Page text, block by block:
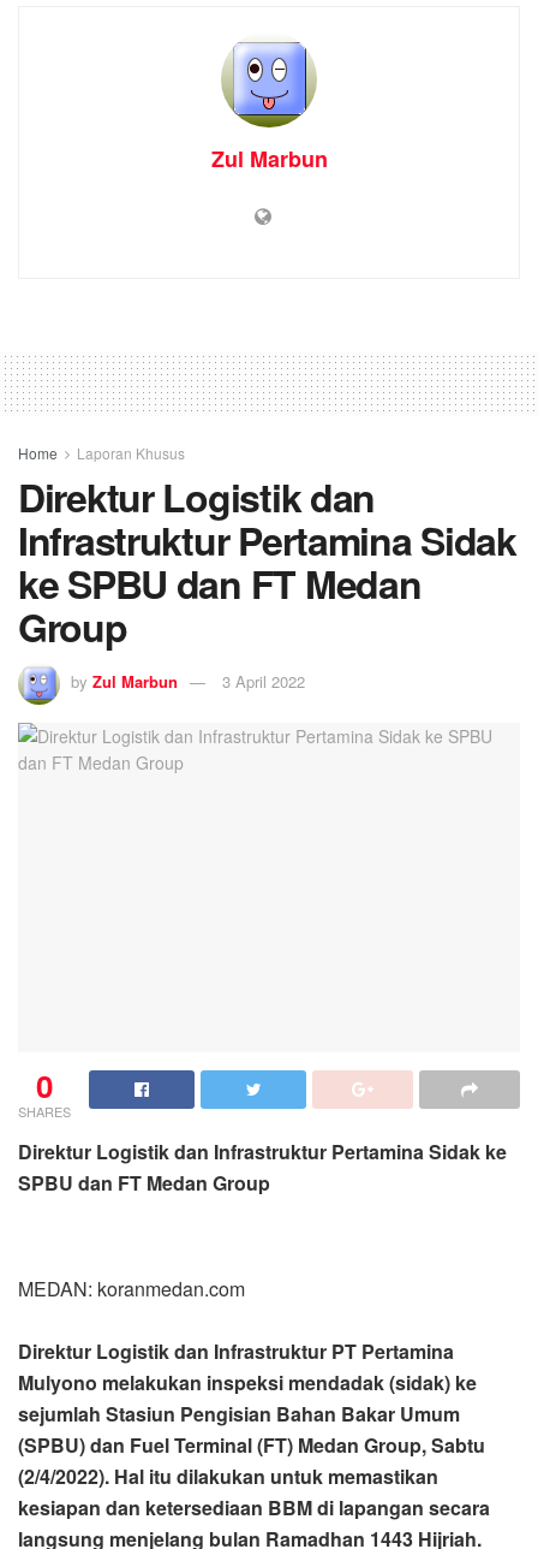
Zul Marbun
Home Laporan Khusus
Direktur Logistik dan
Infrastruktur Pertamina Sidak
ke SPBU dan FT Medan
Group
by Zul Marbun 3 April 2022
0
SHARES
Direktur Logistik dan Infrastruktur Pertamina Sidak ke
SPBU dan FT Medan Group
MEDAN: koranmedan.com
Direktur Logistik dan Infrastruktur PT Pertamina
Mulyono melakukan inspeksi mendadak (sidak) ke
sejumlah Stasiun Pengisian Bahan Bakar Umum
(SPBU) dan Fuel Terminal (FT) Medan Group, Sabtu
(2/4/2022). Hal itu dilakukan untuk memastikan
kesiapan dan ketersediaan BBM di lapangan secara
langsung menjelang bulan Ramadhan 1443 Hijriah.